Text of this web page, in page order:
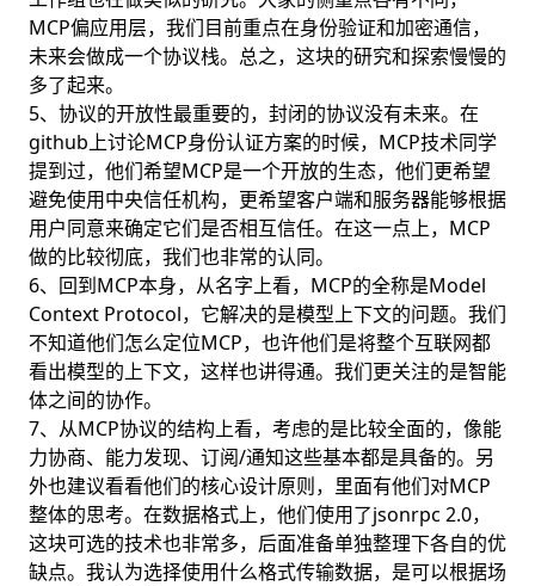
MCP偏应用层，我们目前重点在身份验证和加密通信，
未来会做成一个协议栈。总之，这块的研究和探索慢慢的
多了起来。
5、协议的开放性最重要的，封闭的协议没有未来。在
github上讨论MCP身份认证方案的时候，MCP技术同学
提到过，他们希望MCP是一个开放的生态，他们更希望
避免使用中央信任机构，更希望客户端和服务器能够根据
用户同意来确定它们是否相互信任。在这一点上，MCP
做的比较彻底，我们也非常的认同。
6、回到MCP本身，从名字上看，MCP的全称是Model
Context Protocol，它解决的是模型上下文的问题。我们
不知道他们怎么定位MCP，也许他们是将整个互联网都
看出模型的上下文，这样也讲得通。我们更关注的是智能
体之间的协作。
7、从MCP协议的结构上看，考虑的是比较全面的，像能
力协商、能力发现、订阅/通知这些基本都是具备的。另
外也建议看看他们的核心设计原则，里面有他们对MCP
整体的思考。在数据格式上，他们使用了jsonrpc 2.0，
这块可选的技术也非常多，后面准备单独整理下各自的优
缺点。我认为选择使用什么格式传输数据，是可以根据场